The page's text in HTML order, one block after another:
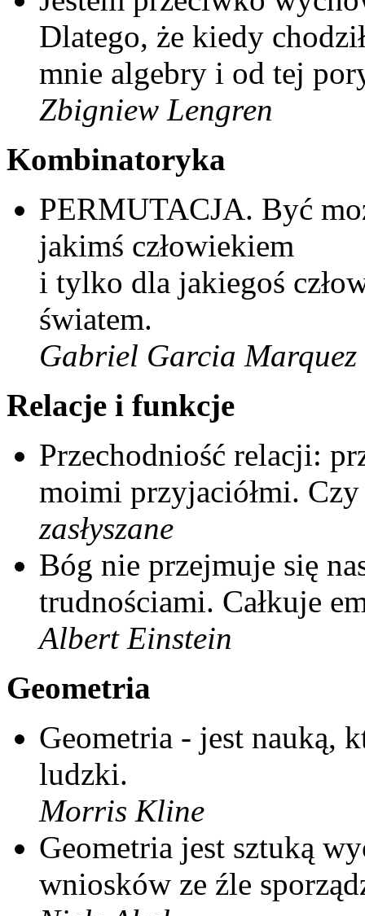
Dlatego, że kiedy
mnie algebry i od tej
Zbigniew Lengren
Kombinatoryka
PERMUTACJA. Być
jakimś człowiekiem
i tylko dla jakiegoś
światem.
Gabriel Garcia Marquez
Relacje i funkcje
Przechodniość relacji:
moimi przyjaciółmi. Czy
zasłyszane
Bóg nie przejmuje się
trudnościami. Całkuje
Albert Einstein
Geometria
Geometria - jest nauką,
ludzki.
Morris Kline
Geometria jest sztuką
wniosków ze źle